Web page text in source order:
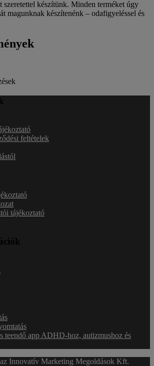
szeretettel készítünk. Minden terméket úgy
magunknak készítenénk – odafigyeléssel és
feltételek
tájékoztató
teendő app ADHD-hoz, autizmushoz és
az Innovatív Marketing Megoldások Kft.